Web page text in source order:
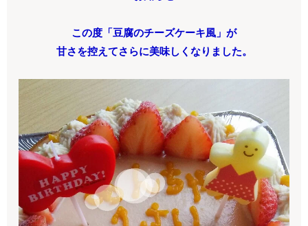
この度「豆腐のチーズケーキ風」が
甘さを控えてさらに美味しくなりました。